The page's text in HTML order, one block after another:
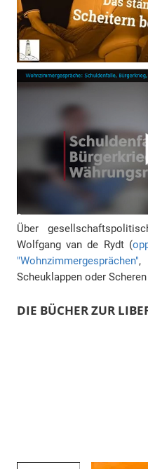
Über
Wolfgang van de Rydt (
"Wohnzimmergesprächen",
Scheuklappen oder
DIE BÜCHER ZUR